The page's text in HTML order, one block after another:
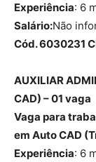
Experiência: 6
Salário:Não
Cód. 6030231
AUXILIAR
CAD) – 01 vaga
Vaga para
em Auto CAD
Experiência: 6